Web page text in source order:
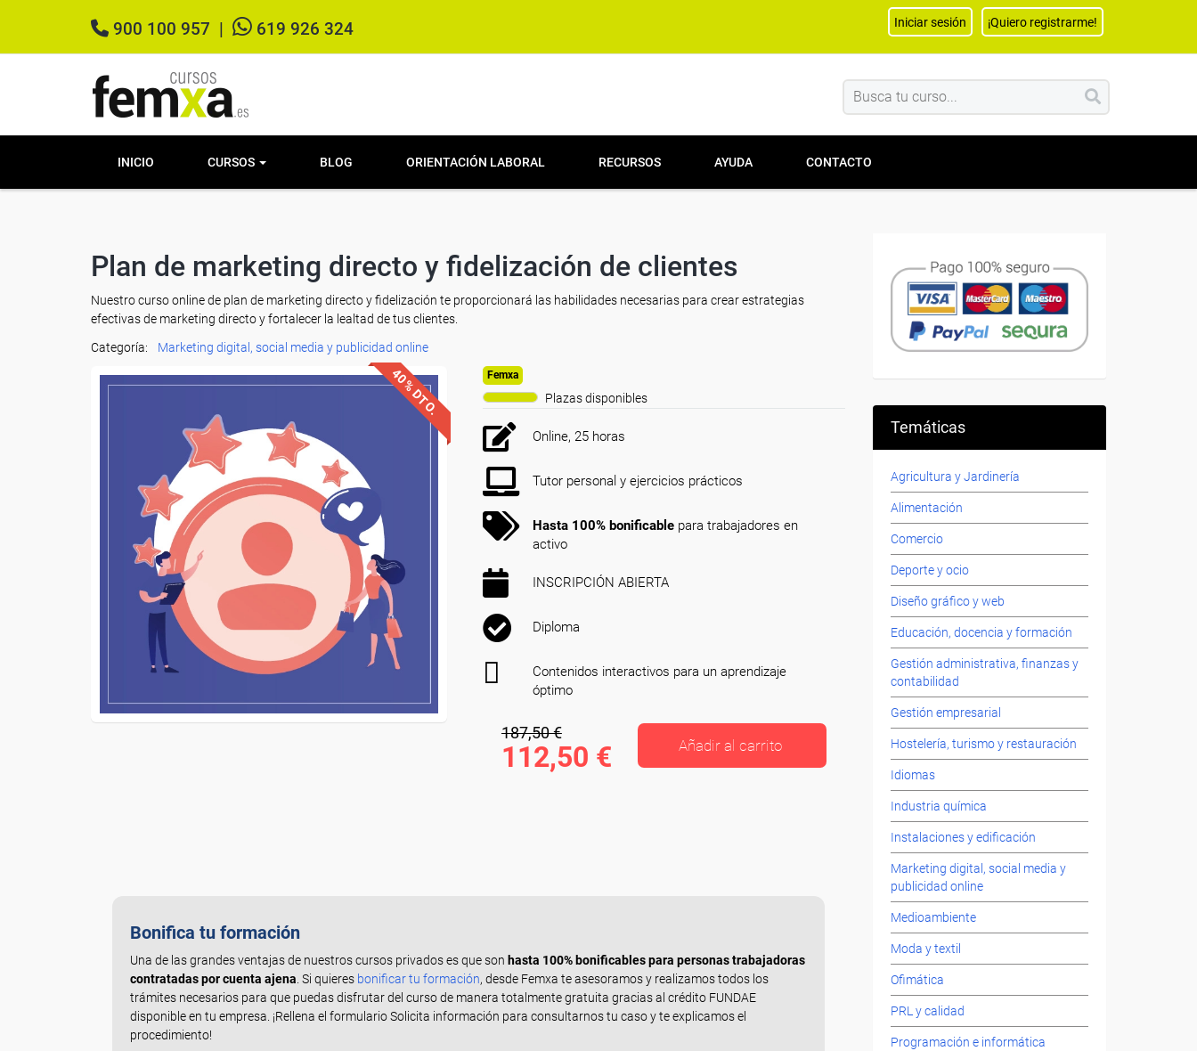
900 100 957 619 926 324 Iniciar sesión ¡Quiero registrarme!
INICIO CURSOS BLOG ORIENTACIÓN LABORAL RECURSOS AYUDA CONTACTO
Plan de marketing directo y fidelización de clientes
Nuestro curso online de plan de marketing directo y fidelización te proporcionará las habilidades necesarias para crear estrategias
efectivas de marketing directo y fortalecer la lealtad de tus clientes.
Categoría:
Marketing digital, social media y publicidad online
40% DTO. Femxa
Plazas disponibles
Online, 25 horas
Tutor personal y ejercicios prácticos
Hasta 100% bonificable para trabajadores en
activo
INSCRIPCIÓN ABIERTA
Diploma
Contenidos interactivos para un aprendizaje
óptimo
187,50 €
112,50 € Añadir al carrito
Bonifica tu formación
Una de las grandes ventajas de nuestros cursos privados es que son hasta 100% bonificables para personas trabajadoras
contratadas por cuenta ajena . Si quieres bonificar tu formación, desde Femxa te asesoramos y realizamos todos los
trámites necesarios para que puedas disfrutar del curso de manera totalmente gratuita gracias al crédito FUNDAE
disponible en tu empresa. ¡Rellena el formulario Solicita información para consultarnos tu caso y te explicamos el
procedimiento!
Temáticas
Agricultura y Jardinería
Alimentación
Comercio
Deporte y ocio
Diseño gráfico y web
Educación, docencia y formación
Gestión administrativa, finanzas y
contabilidad
Gestión empresarial
Hostelería, turismo y restauración
Idiomas
Industria química
Instalaciones y edificación
Marketing digital, social media y
publicidad online
Medioambiente
Moda y textil
Ofimática
PRL y calidad
Programación e informática